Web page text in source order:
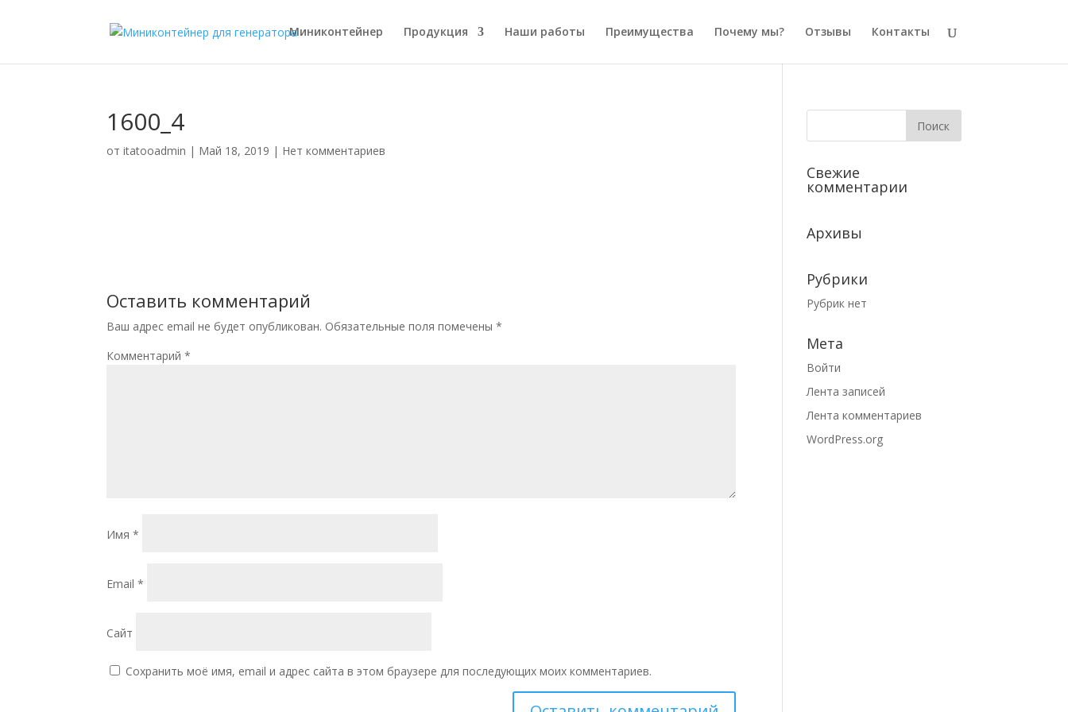
Миниконтейнер Продукция Наши работы Преимущества Почему мы? Отзывы Контакты
1600_4
отitatooadmin | Май 18, 2019 | Нет комментариев
Оставить комментарий
Ваш адрес email не будет опубликован. Обязательные поля помечены*
Комментарий*
Имя*
Email*
Сайт
Сохранить моё имя, email и адрес сайта в этом браузере для последующих моих комментариев.
Свежие
комментарии
Архивы
Рубрики
Рубрик нет
Мета
Войти
Лента записей
Лента комментариев
WordPress.org